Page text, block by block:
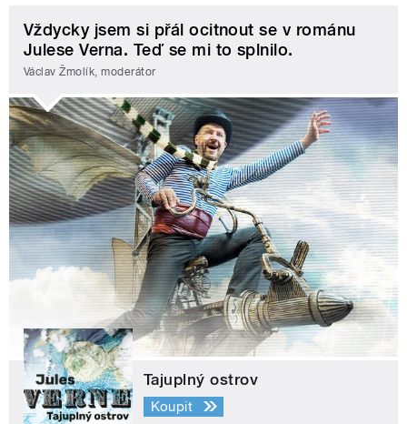
Vždycky jsem si přál ocitnout se v románu
Julese Verna. Teď se mi to splnilo.
Václav Žmolík, moderátor
Tajuplný ostrov
Koupit